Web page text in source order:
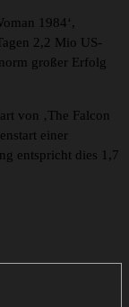
1984‘,
2,2 Mio US-
großer Erfolg
von ‚The Falcon
einer
entspricht dies 1,7